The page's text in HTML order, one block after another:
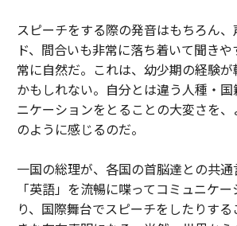
スピーチをする際の発音はもちろん
ド、間合いも非常に落ち着いて聞き
常に自然だ。これは、幼少期の経験
かもしれない。自分とは違う人種・
ニケーションをとることの大変さを
のように感じるのだ。
一国の総理が、各国の首脳達との共
「英語」を流暢に喋ってコミュニケ
り、国際舞台でスピーチをしたりす